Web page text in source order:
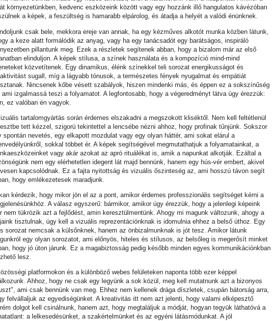
környezetünkben, kedvenc eszközeink között vagy egy hozzánk illő hangulatos kávézóban
a képek, a feszültség is hamarabb elpárolog, és átadja a helyét a valódi énünknek.
csak bele, mekkora ereje van annak, ha egy kézműves alkotót munka közben látunk,
a keze alatt formálódik az anyag, vagy ha egy tanácsadót egy barátságos, inspiráló
pillantunk meg. Ezek a részletek segítenek abban, hogy a bizalom már az első
elinduljon. A képek stílusa, a színek használata és a kompozíció mind-mind
közvetítenek. Egy dinamikus, élénk színekkel teli sorozat energikusságot és
sugall, míg a lágyabb tónusok, a természetes fények nyugalmat és empátiát
Nincsenek kőbe vésett szabályok, hiszen mindenki más, és éppen ez a sokszínűség
ami izgalmassá teszi a folyamatot. A legfontosabb, hogy a végeredményt látva úgy érezzük:
ez valóban én vagyok.
tartalomgyártás során érdemes elszakadni a megszokott kliséktől. Nem kell feltétlenül
tett kézzel, szigorú tekintettel a lencsébe nézni ahhoz, hogy profinak tűnjünk. Sokszor
spontán nevetés, egy elkapott mozdulat vagy egy olyan háttér, ami sokat elárul a
sokkal többet ér. A képek segítségével megmutathatjuk a folyamatainkat, a
vagy akár azokat az apró rituálékat is, amik a napunkat alkotják. Ezáltal a
nem egy elérhetetlen idegent lát majd bennünk, hanem egy hús-vér embert, akivel
kapcsolódnak. Ez a fajta nyitottság és vizuális őszinteség az, ami hosszú távon segít
hogy emlékezetesek maradjunk.
kérdezik, hogy mikor jön el az a pont, amikor érdemes professzionális segítséget kérni a
A válasz egyszerű: bármikor, amikor úgy érezzük, hogy a jelenlegi képeink
nem tükrözik azt a fejlődést, amin keresztülmentünk. Ahogy mi magunk változunk, ahogy a
tisztulnak, úgy kell a vizuális reprezentációnknak is idomulnia ehhez a belső úthoz. Egy
sorozat nemcsak a külsőnknek, hanem az önbizalmunknak is jót tesz. Amikor látunk
egy olyan sorozatot, ami előnyös, hiteles és stílusos, az belsőleg is megerősít minket
hogy jó úton járunk. Ez a magabiztosság pedig később minden egyes kommunikációnkban
lesz.
platformokon és a különböző webes felületeken naponta több ezer képpel
Ahhoz, hogy ne csak egy legyünk a sok közül, meg kell mutatnunk azt a bizonyos
ami csak bennünk van meg. Ehhez nem kellenek drága díszletek, csupán bátorság arra,
felvállaljuk az egyediségünket. A kreativitás itt nem azt jelenti, hogy valami elképesztő
dolgot kell csinálnunk, hanem azt, hogy megtaláljuk a módját, hogyan tegyük láthatóvá a
a lelkesedésünket, a szakértelmünket és az egyéni látásmódunkat. A jól